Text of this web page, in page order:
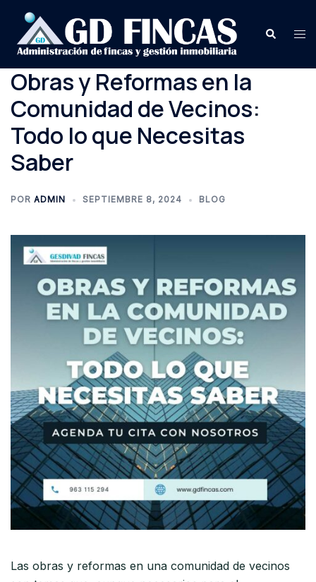
Saltar
contenido
Buscar
Obras y Reformas en la
Comunidad de Vecinos:
Todo lo que Necesitas
Saber
POR ADMIN SEPTIEMBRE 8, 2024 BLOG
Las obras y reformas en una comunidad de vecinos